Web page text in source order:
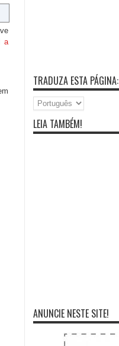
a
TRADUZA ESTA PÁGINA:
LEIA TAMBÉM!
ANUNCIE NESTE SITE!